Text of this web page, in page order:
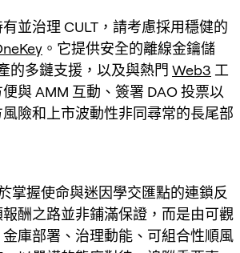
並治理 CULT，請考慮採用穩健的
。它提供安全的離線金鑰儲
的多鏈支援，以及與熱門 Web3 工
與 AMM 互動、簽署 DAO 投票以
險和上市波動性非同尋常的長尾部
掌握使命與迷因學交匯點的連鎖反
酬之路並非鋪滿保證，而是由可觀
庫部署、治理動能、可組合性順風